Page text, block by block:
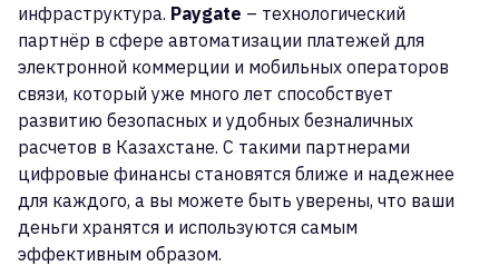
инфраструктура. Paygate – технологический
партнёр в сфере автоматизации платежей для
электронной коммерции и мобильных операторов
связи, который уже много лет способствует
развитию безопасных и удобных безналичных
расчетов в Казахстане. С такими партнерами
цифровые финансы становятся ближе и надежнее
для каждого, а вы можете быть уверены, что ваши
деньги хранятся и используются самым
эффективным образом.